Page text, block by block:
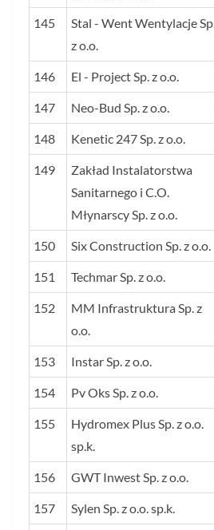
145
Stal - Went Wentylacje Sp.
z o.o.
146 El - Project Sp. z o.o.
147 Neo-Bud Sp. z o.o.
148 Kenetic 247 Sp. z o.o.
149
Zakład Instalatorstwa
Sanitarnego i C.O.
Młynarscy Sp. z o.o.
150 Six Construction Sp. z o.o.
151 Techmar Sp. z o.o.
152
MM Infrastruktura Sp. z
o.o.
153 Instar Sp. z o.o.
154 Pv Oks Sp. z o.o.
155
Hydromex Plus Sp. z o.o.
sp.k.
156 GWT Inwest Sp. z o.o.
157 Sylen Sp. z o.o. sp.k.